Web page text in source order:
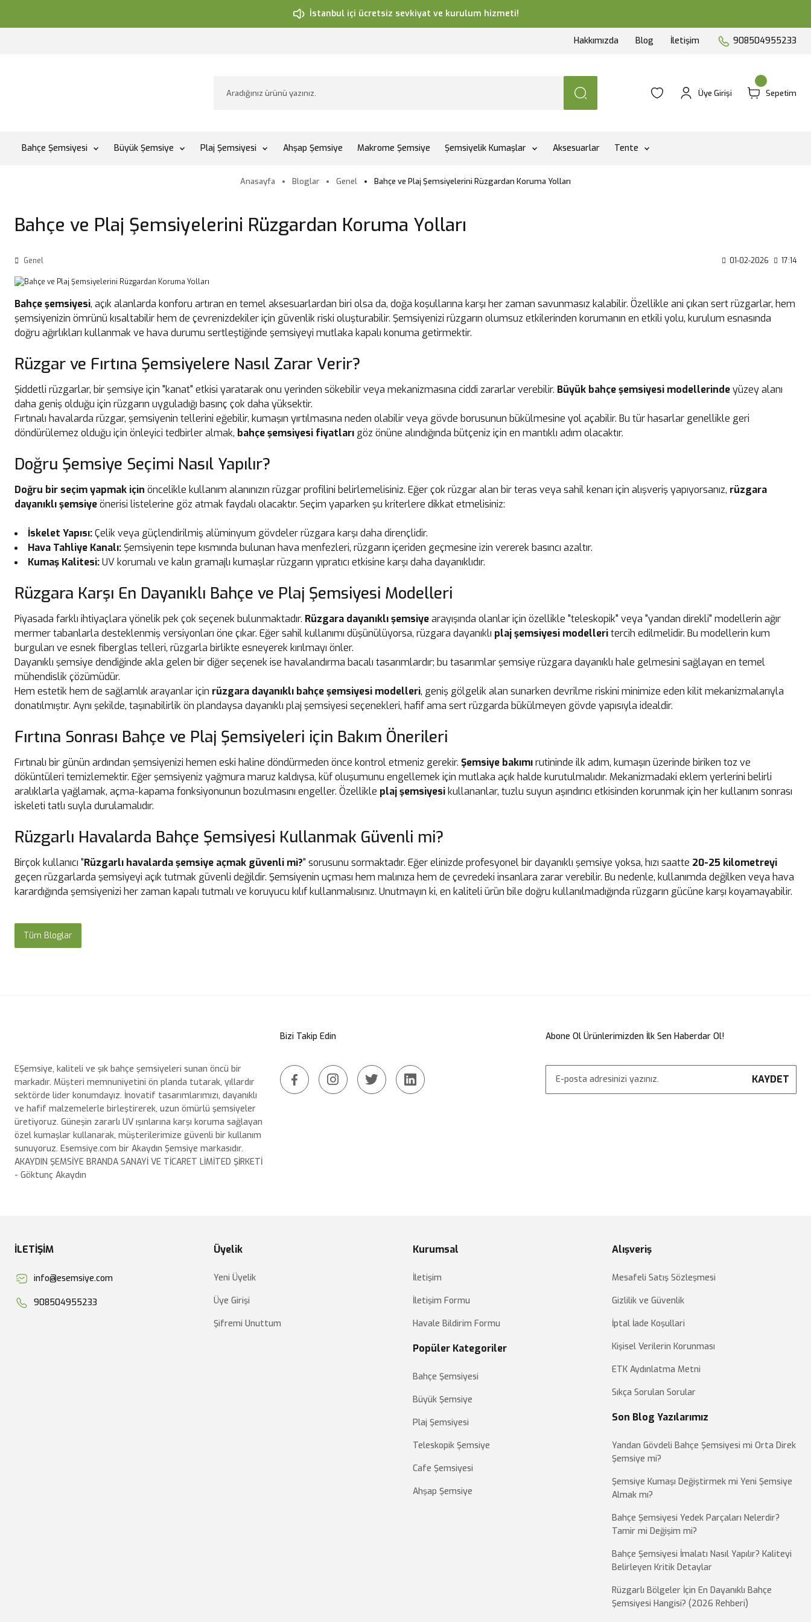
İstanbul içi ücretsiz sevkiyat ve kurulum hizmeti!
Hakkımızda Blog İletişim 908504955233
Üye Girişi Sepetim
Bahçe Şemsiyesi Büyük Şemsiye Plaj Şemsiyesi Ahşap Şemsiye Makrome Şemsiye Şemsiyelik Kumaşlar Aksesuarlar Tente
Anasayfa Bloglar Genel Bahçe ve Plaj Şemsiyelerini Rüzgardan Koruma Yolları
Bahçe ve Plaj Şemsiyelerini Rüzgardan Koruma Yolları
Genel 01-02-2026 17:14
Bahçe şemsiyesi, açık alanlarda konforu artıran en temel aksesuarlardan biri olsa da, doğa koşullarına karşı her zaman savunmasız kalabilir. Özellikle ani çıkan sert rüzgarlar, hem
şemsiyenizin ömrünü kısaltabilir hem de çevrenizdekiler için güvenlik riski oluşturabilir. Şemsiyenizi rüzgarın olumsuz etkilerinden korumanın en etkili yolu, kurulum esnasında
doğru ağırlıkları kullanmak ve hava durumu sertleştiğinde şemsiyeyi mutlaka kapalı konuma getirmektir.
Rüzgar ve Fırtına Şemsiyelere Nasıl Zarar Verir?
Şiddetli rüzgarlar, bir şemsiye için "kanat" etkisi yaratarak onu yerinden sökebilir veya mekanizmasına ciddi zararlar verebilir. Büyük bahçe şemsiyesi modellerindeyüzey alanı
daha geniş olduğu için rüzgarın uyguladığı basınç çok daha yüksektir.
Fırtınalı havalarda rüzgar, şemsiyenin tellerini eğebilir, kumaşın yırtılmasına neden olabilir veya gövde borusunun bükülmesine yol açabilir. Bu tür hasarlar genellikle geri
döndürülemez olduğu için önleyici tedbirler almak, bahçe şemsiyesi fiyatları göz önüne alındığında bütçeniz için en mantıklı adım olacaktır.
Doğru Şemsiye Seçimi Nasıl Yapılır?
Doğru bir seçim yapmak için öncelikle kullanım alanınızın rüzgar profilini belirlemelisiniz. Eğer çok rüzgar alan bir teras veya sahil kenarı için alışveriş yapıyorsanız, rüzgara
dayanıklı şemsiyeönerisi listelerine göz atmak faydalı olacaktır. Seçim yaparken şu kriterlere dikkat etmelisiniz:
İskelet Yapısı:Çelik veya güçlendirilmiş alüminyum gövdeler rüzgara karşı daha dirençlidir.
Hava Tahliye Kanalı: Şemsiyenin tepe kısmında bulunan hava menfezleri, rüzgarın içeriden geçmesine izin vererek basıncı azaltır.
Kumaş Kalitesi:UV korumalı ve kalın gramajlı kumaşlar rüzgarın yıpratıcı etkisine karşı daha dayanıklıdır.
Rüzgara Karşı En Dayanıklı Bahçe ve Plaj Şemsiyesi Modelleri
Piyasada farklı ihtiyaçlara yönelik pek çok seçenek bulunmaktadır. Rüzgara dayanıklı şemsiyearayışında olanlar için özellikle "teleskopik" veya "yandan direkli" modellerin ağır
mermer tabanlarla desteklenmiş versiyonları öne çıkar. Eğer sahil kullanımı düşünülüyorsa, rüzgara dayanıklı plaj şemsiyesi modelleritercih edilmelidir. Bu modellerin kum
burguları ve esnek fiberglas telleri, rüzgarla birlikte esneyerek kırılmayı önler.
Dayanıklı şemsiye dendiğinde akla gelen bir diğer seçenek ise havalandırma bacalı tasarımlardır; bu tasarımlar şemsiye rüzgara dayanıklı hale gelmesini sağlayan en temel
mühendislik çözümüdür.
Hem estetik hem de sağlamlık arayanlar için rüzgara dayanıklı bahçe şemsiyesi modelleri, geniş gölgelik alan sunarken devrilme riskini minimize eden kilit mekanizmalarıyla
donatılmıştır. Aynı şekilde, taşınabilirlik ön plandaysa dayanıklı plaj şemsiyesi seçenekleri, hafif ama sert rüzgarda bükülmeyen gövde yapısıyla idealdir.
Fırtına Sonrası Bahçe ve Plaj Şemsiyeleri için Bakım Önerileri
Fırtınalı bir günün ardından şemsiyenizi hemen eski haline döndürmeden önce kontrol etmeniz gerekir. Şemsiye bakımırutininde ilk adım, kumaşın üzerinde biriken toz ve
döküntüleri temizlemektir. Eğer şemsiyeniz yağmura maruz kaldıysa, küf oluşumunu engellemek için mutlaka açık halde kurutulmalıdır. Mekanizmadaki eklem yerlerini belirli
aralıklarla yağlamak, açma-kapama fonksiyonunun bozulmasını engeller. Özellikle plaj şemsiyesikullananlar, tuzlu suyun aşındırıcı etkisinden korunmak için her kullanım sonrası
iskeleti tatlı suyla durulamalıdır.
Rüzgarlı Havalarda Bahçe Şemsiyesi Kullanmak Güvenli mi?
Birçok kullanıcı "Rüzgarlı havalarda şemsiye açmak güvenli mi?" sorusunu sormaktadır. Eğer elinizde profesyonel bir dayanıklı şemsiye yoksa, hızı saatte 20-25 kilometreyi
geçen rüzgarlarda şemsiyeyi açık tutmak güvenli değildir. Şemsiyenin uçması hem malınıza hem de çevredeki insanlara zarar verebilir. Bu nedenle, kullanımda değilken veya hava
karardığında şemsiyenizi her zaman kapalı tutmalı ve koruyucu kılıf kullanmalısınız. Unutmayın ki, en kaliteli ürün bile doğru kullanılmadığında rüzgarın gücüne karşı koyamayabilir.
Tüm Bloglar
EŞemsiye, kaliteli ve şık bahçe şemsiyeleri sunan öncü bir
markadır. Müşteri memnuniyetini ön planda tutarak, yıllardır
sektörde lider konumdayız. İnovatif tasarımlarımızı, dayanıklı
ve hafif malzemelerle birleştirerek, uzun ömürlü şemsiyeler
üretiyoruz. Güneşin zararlı UV ışınlarına karşı koruma sağlayan
özel kumaşlar kullanarak, müşterilerimize güvenli bir kullanım
sunuyoruz. Esemsiye.com bir Akaydın Şemsiye markasıdır.
AKAYDIN ŞEMSİYE BRANDA SANAYİ VE TİCARET LİMİTED ŞİRKETİ
- Göktunç Akaydın
Bizi Takip Edin Abone Ol Ürünlerimizden İlk Sen Haberdar Ol!
KAYDET
İLETİŞİM
info@esemsiye.com
908504955233
Üyelik
Yeni Üyelik
Üye Girişi
Şifremi Unuttum
Kurumsal
İletişim
İletişim Formu
Havale Bildirim Formu
Popüler Kategoriler
Bahçe Şemsiyesi
Büyük Şemsiye
Plaj Şemsiyesi
Teleskopik Şemsiye
Cafe Şemsiyesi
Ahşap Şemsiye
Alışveriş
Mesafeli Satış Sözleşmesi
Gizlilik ve Güvenlik
İptal İade Koşullari
Kişisel Verilerin Korunması
ETK Aydınlatma Metni
Sıkça Sorulan Sorular
Son Blog Yazılarımız
Yandan Gövdeli Bahçe Şemsiyesi mi Orta Direk
Şemsiye mi?
Şemsiye Kumaşı Değiştirmek mi Yeni Şemsiye
Almak mı?
Bahçe Şemsiyesi Yedek Parçaları Nelerdir?
Tamir mi Değişim mi?
Bahçe Şemsiyesi İmalatı Nasıl Yapılır? Kaliteyi
Belirleyen Kritik Detaylar
Rüzgarlı Bölgeler İçin En Dayanıklı Bahçe
Şemsiyesi Hangisi? (2026 Rehberi)